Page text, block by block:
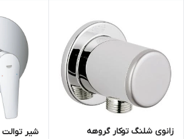
زانوی شلنگ توکار گروهه